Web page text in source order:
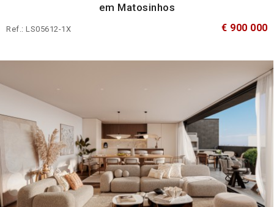
em Matosinhos
Ref.: LS05612-1X € 900 000